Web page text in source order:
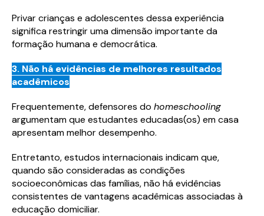
Privar crianças e adolescentes dessa experiência
significa restringir uma dimensão importante da
formação humana e democrática.
3. Não há evidências de melhores resultados
acadêmicos
Frequentemente, defensores do homeschooling
argumentam que estudantes educadas(os) em casa
apresentam melhor desempenho.
Entretanto, estudos internacionais indicam que,
quando são consideradas as condições
socioeconômicas das famílias, não há evidências
consistentes de vantagens acadêmicas associadas à
educação domiciliar.